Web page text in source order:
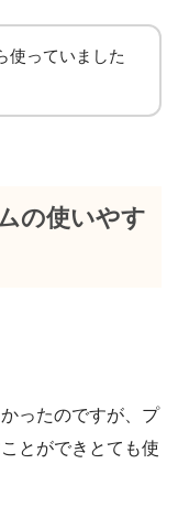
使っていました
の使いやす
ったのですが、プ
とができとても使